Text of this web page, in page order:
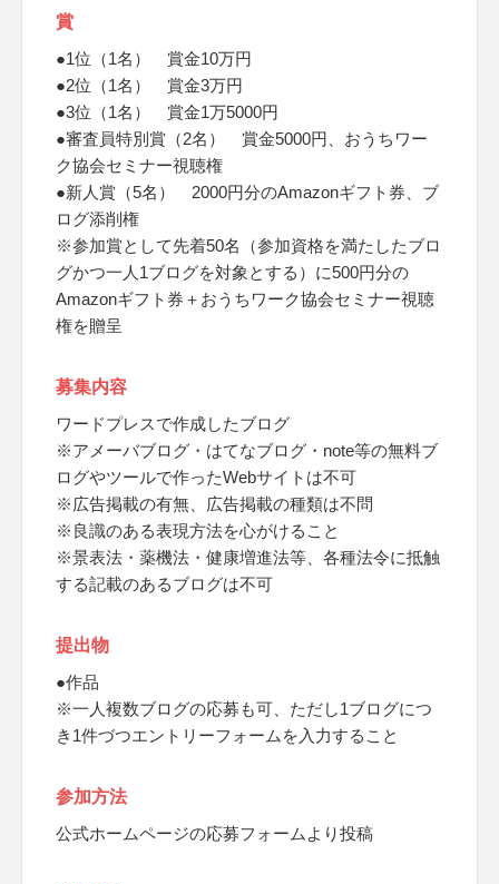
賞
●1位（1名） 賞金10万円
●2位（1名） 賞金3万円
●3位（1名） 賞金1万5000円
●審査員特別賞（2名） 賞金5000円、おうちワー
ク協会セミナー視聴権
●新人賞（5名） 2000円分のAmazonギフト券、ブ
ログ添削権
※参加賞として先着50名（参加資格を満たしたブロ
グかつ一人1ブログを対象とする）に500円分の
Amazonギフト券＋おうちワーク協会セミナー視聴
権を贈呈
募集内容
ワードプレスで作成したブログ
※アメーバブログ・はてなブログ・note等の無料ブ
ログやツールで作ったWebサイトは不可
※広告掲載の有無、広告掲載の種類は不問
※良識のある表現方法を心がけること
※景表法・薬機法・健康増進法等、各種法令に抵触
する記載のあるブログは不可
提出物
●作品
※一人複数ブログの応募も可、ただし1ブログにつ
き1件づつエントリーフォームを入力すること
参加方法
公式ホームページの応募フォームより投稿